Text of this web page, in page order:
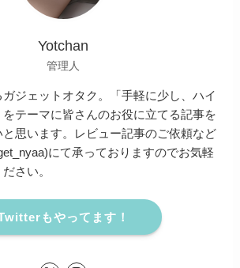
Yotchan
管理人
ジェットオタク。「手軽に少し、ハイ
テーマに皆さんのお役に立てる記事を
思います。レビュー記事のご依頼など
にて承っておりますのでお気軽
さい。
もやってます！